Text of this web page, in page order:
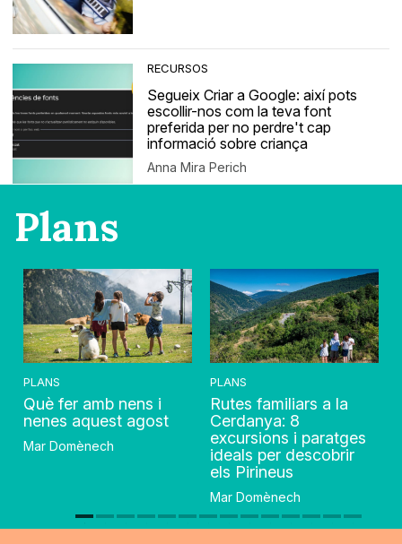
RECURSOS
Segueix Criar a Google: així pots
escollir-nos com la teva font
preferida per no perdre't cap
informació sobre criança
Anna Mira Perich
Plans
PLANS
Què fer amb nens i
nenes aquest agost
Mar Domènech
PLANS
Rutes familiars a la
Cerdanya: 8
excursions i paratges
ideals per descobrir
els Pirineus
Mar Domènech